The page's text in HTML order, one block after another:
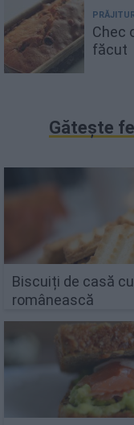
Chec
făcut
Gătește
Biscuiți de casă
românească